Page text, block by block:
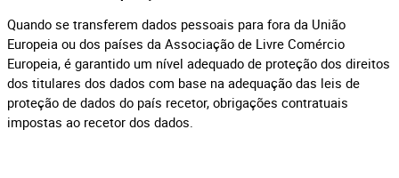
Quando se transferem dados pessoais para fora da União
Europeia ou dos países da Associação de Livre Comércio
Europeia, é garantido um nível adequado de proteção dos direitos
dos titulares dos dados com base na adequação das leis de
proteção de dados do país recetor, obrigações contratuais
impostas ao recetor dos dados.